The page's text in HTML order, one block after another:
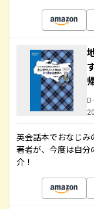
英会話本でおなじみ
著者が、今度は自
介！